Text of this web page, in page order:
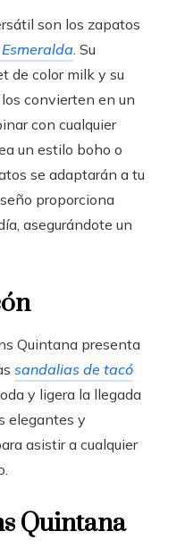
son los zapatos
. Su
de color milk y su
convierten en un
con cualquier
un estilo boho o
se adaptarán a tu
proporciona
asegurándote un
Quintana presenta
sandalias de tacó
y ligera la llegada
elegantes y
asistir a cualquier
Quintana